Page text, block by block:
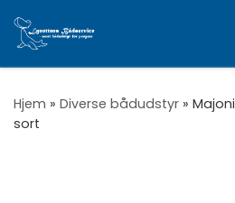
Vis hele indholdet
Hjem » Diverse bådudstyr »
sort